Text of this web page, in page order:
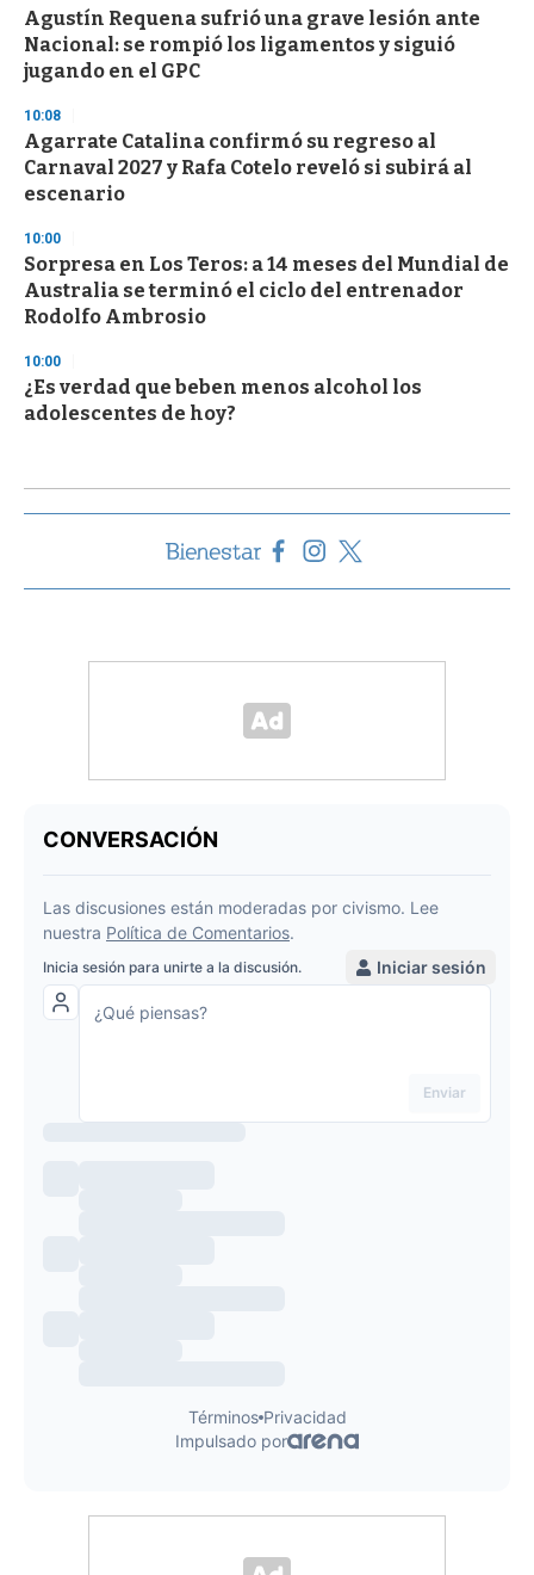
Agustín Requena sufrió una grave lesión ante
Nacional: se rompió los ligamentos y siguió
jugando en el GPC
10:08
Agarrate Catalina confirmó su regreso al
Carnaval 2027 y Rafa Cotelo reveló si subirá al
escenario
10:00
Sorpresa en Los Teros: a 14 meses del Mundial de
Australia se terminó el ciclo del entrenador
Rodolfo Ambrosio
10:00
¿Es verdad que beben menos alcohol los
adolescentes de hoy?